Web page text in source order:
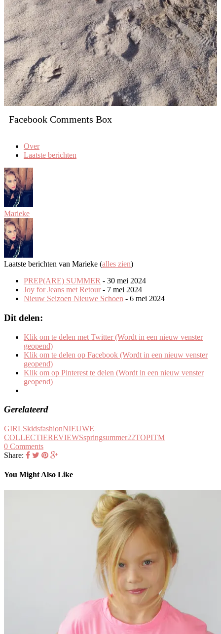
Facebook Comments Box
Over
Laatste berichten
Marieke
Laatste berichten van Marieke (alles zien)
PREP(ARE) SUMMER - 30 mei 2024
Joy for Jeans met Retour- 7 mei 2024
Nieuw Seizoen Nieuwe Schoen - 6 mei 2024
Dit delen:
Klik om te delen met Twitter (Wordt in een nieuw venster
geopend)
Klik om te delen op Facebook (Wordt in een nieuw venster
geopend)
Klik om op Pinterest te delen (Wordt in een nieuw venster
geopend)
Gerelateerd
GIRLSkidsfashionNIEUWE
COLLECTIEREVIEWSspringsummer22TOPITM
0 Comments
Share:
You Might Also Like